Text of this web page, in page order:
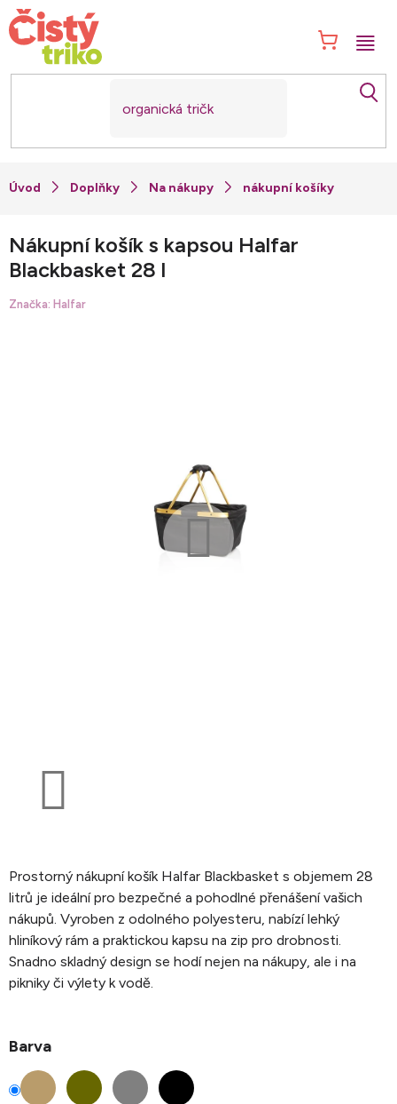
Přejít
na
obsah
Doplňky Na nákupy nákupní košíky
Prostorný nákupní košík Halfar Blackbasket s objemem 28
litrů je ideální pro bezpečné a pohodlné přenášení vašich
nákupů. Vyroben z odolného polyesteru, nabízí lehký
hliníkový rám a praktickou kapsu na zip pro drobnosti.
Snadno skladný design se hodí nejen na nákupy, ale i na
pikniky či výlety k vodě.
Barva
Nákupní košík s kapsou Halfar
Blackbasket 28 l
Značka: Halfar